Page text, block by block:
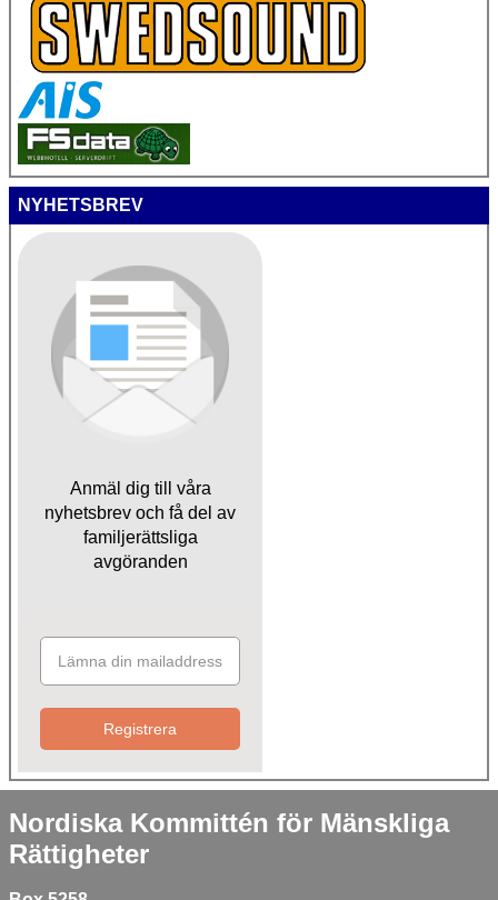
NYHETSBREV
Anmäl dig till våra
nyhetsbrev och få del av
familjerättsliga
avgöranden
Registrera
Nordiska Kommittén för Mänskliga
Rättigheter